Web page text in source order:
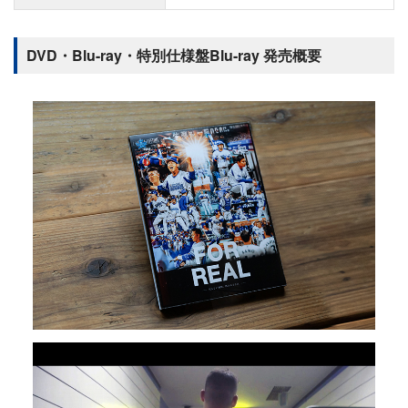
DVD・Blu-ray・特別仕様盤Blu-ray 発売概要